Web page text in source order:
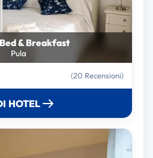
& Breakfast
Pula
(20 Recensioni)
HOTEL